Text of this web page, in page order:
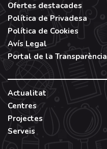
Ofertes destacades
Política de Privadesa
Política de Cookies
Avís Legal
Portal de la Transparència
Actualitat
Centres
Projectes
Serveis